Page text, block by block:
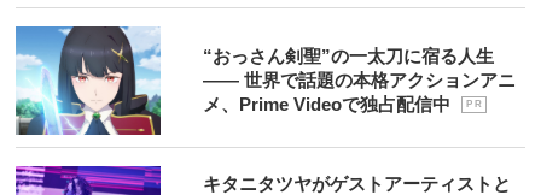
“おっさん剣聖”の一太刀に宿る人生
―― 世界で話題の本格アクションアニ
メ、Prime Videoで独占配信中
P R
キタニタツヤがゲストアーティストと